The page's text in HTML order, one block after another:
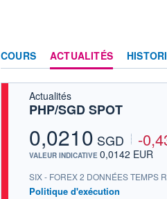
COURS ACTUALITÉS
Actualités
PHP/SGD SPOT
0,0210 SGD -
VALEUR INDICATIVE 0,0142 EUR
SIX - FOREX 2 DONNÉES TEMPS
Politique d'exécution